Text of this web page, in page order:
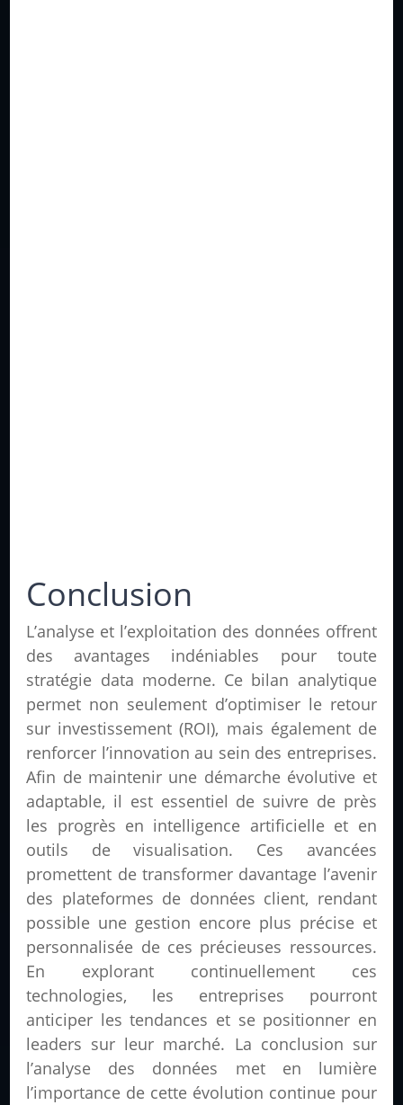
Conclusion
L’analyse et l’exploitation des données offrent
des avantages indéniables pour toute
stratégie data moderne. Ce bilan analytique
permet non seulement d’optimiser le retour
sur investissement (ROI), mais également de
renforcer l’innovation au sein des entreprises.
Afin de maintenir une démarche évolutive et
adaptable, il est essentiel de suivre de près
les progrès en intelligence artificielle et en
outils de visualisation. Ces avancées
promettent de transformer davantage l’avenir
des plateformes de données client, rendant
possible une gestion encore plus précise et
personnalisée de ces précieuses ressources.
En explorant continuellement ces
technologies, les entreprises pourront
anticiper les tendances et se positionner en
leaders sur leur marché. La conclusion sur
l’analyse des données met en lumière
l’importance de cette évolution continue pour